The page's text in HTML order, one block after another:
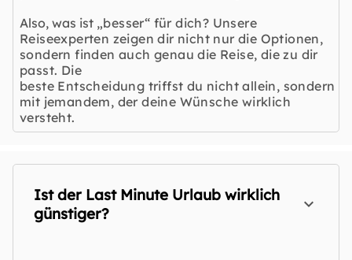
Also, was ist „besser“ für dich? Unsere
Reiseexperten zeigen dir nicht nur die Optionen,
sondern finden auch genau die Reise, die zu dir
passt. Die
beste Entscheidung triffst du nicht allein, sondern
mit jemandem, der deine Wünsche wirklich
versteht.
Ist der Last Minute Urlaub wirklich
günstiger?